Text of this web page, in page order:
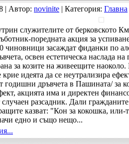
| Автор: novinite | Категория: Главна
служителите от берковското
поредната акция за
чиновници засаждат фиданки по
освен естетическа наслада
за козите на живеещите
идеята да се неутрализира
годишни дръвчета в Пашината/ за
акцията има и директен
разсадник. Дали
казват: "Кон за кокошка, или-
едно и също нещо...